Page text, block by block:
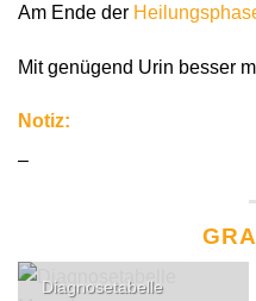
Am Ende der
Mit genügend Urin besser
Notiz:
–
Diagnosetabelle